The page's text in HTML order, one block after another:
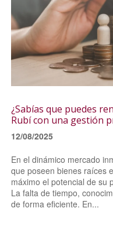
¿Sabías que puedes
Rubí con una gestión
12/08/2025
En el dinámico mercado
que poseen bienes raíces
máximo el potencial de su
La falta de tiempo,
de forma eficiente. En...